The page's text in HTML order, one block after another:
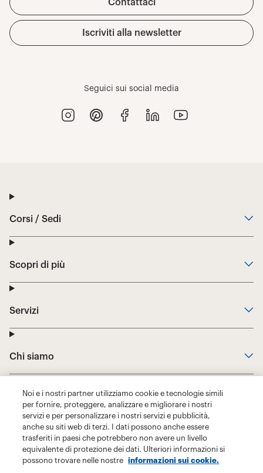
Noi e i nostri partner utilizziamo cookie e tecnologie simili
per fornire, proteggere, analizzare e migliorare i nostri
servizi e per personalizzare i nostri servizi e pubblicità,
anche su siti web di terzi. I dati possono anche essere
trasferiti in paesi che potrebbero non avere un livello
equivalente di protezione dei dati. Ulteriori informazioni si
possono trovare nelle nostre
informazioni sui cookie.